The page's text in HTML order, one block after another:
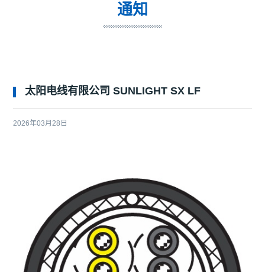
通知
太阳电线有限公司 SUNLIGHT SX LF
2026年03月28日